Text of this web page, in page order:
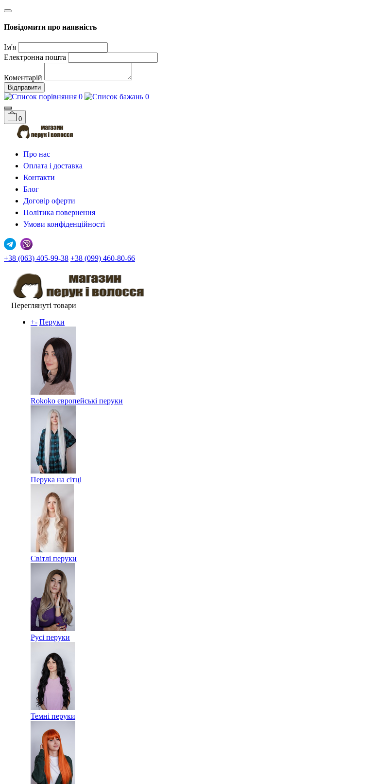
Повідомити про наявність
Ім'я
Електронна пошта
Коментарій
Відправити
0 0
0
Про нас
Оплата і доставка
Контакти
Блог
Договір оферти
Політика повернення
Умови конфіденційності
+38 (063) 405-99-38 +38 (099) 460-80-66
Переглянуті товари
+- Перуки
Rokoko європейські перуки
Перука на сітці
Світлі перуки
Русі перуки
Темні перуки